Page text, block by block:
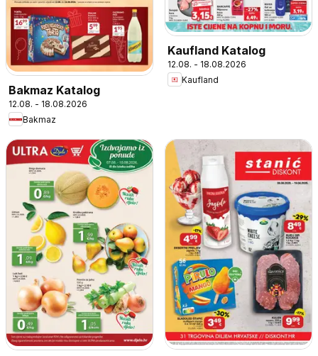
Bakmaz Katalog
12.08. - 18.08.2026
Bakmaz
Kaufland Katalog
12.08. - 18.08.2026
Kaufland